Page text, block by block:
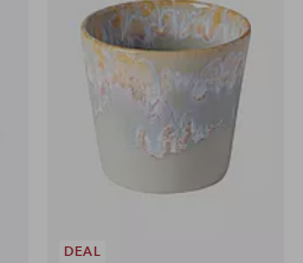
DEAL